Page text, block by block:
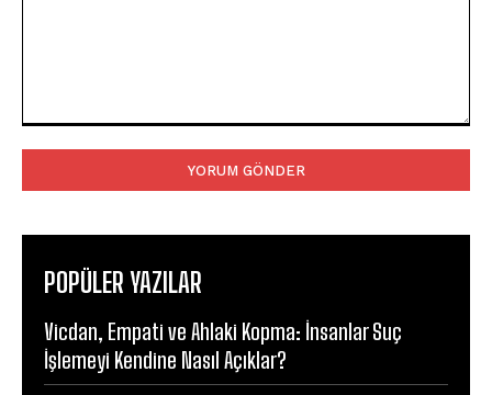
POPÜLER YAZILAR
Vicdan, Empati ve Ahlaki Kopma: İnsanlar Suç
İşlemeyi Kendine Nasıl Açıklar?